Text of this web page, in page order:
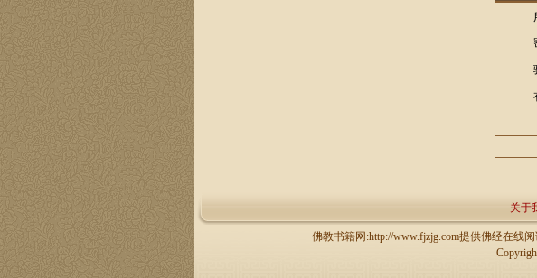
关于
佛教书籍网:http://www.fjzjg.com提供佛经在线